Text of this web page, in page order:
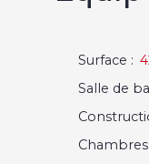
Surface :
Salle de
Chambres